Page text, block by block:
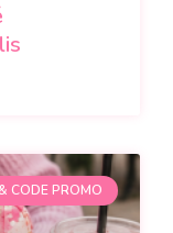
CODE PROMO